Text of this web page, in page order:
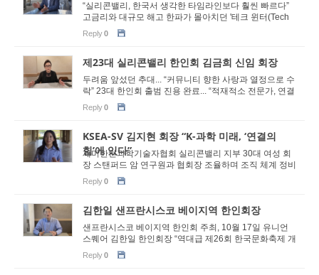
“실리콘밸리, 한국서 생각한 타임라인보다 훨씬 빠르다”
고금리와 대규모 해고 한파가 몰아치던 '테크 윈터(Tech
Winter)'의 정점, 2024년 1월 캘리포니아주 샌...
Reply0
제23대 실리콘밸리 한인회 김금희 신임 회장
두려움 앞섰던 추대... “커뮤니티 향한 사랑과 열정으로 수
락” 23대 한인회 출범 진용 완료... “적재적소 전문가, 연결
의 힘 핵심” 6월 13일 이취임식, 인수...
Reply0
KSEA-SV 김지현 회장 “K-과학 미래, ‘연결의
힘’에 있다”
재미한인과학기술자협회 실리콘밸리 지부 30대 여성 회
장 스탠퍼드 암 연구원과 협회장 조율하며 조직 체계 정비
성과 KIC SV와 공동 컨퍼런스 기획… “차세대 과학자
위...
Reply0
김한일 샌프란시스코 베이지역 한인회장
샌프란시스코 베이지역 한인회 주최, 10월 17일 유니언
스퀘어 김한일 한인회장 “역대급 제26회 한국문화축제 개
최 위해 최선” 서울시 공연단·한예종 국악팀 등 초...
Reply0